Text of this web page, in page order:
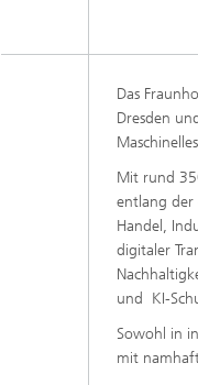
Das
Dresden
Mit rund
entlang der
Handel,
digitaler
und KI-
Sowohl in
mit